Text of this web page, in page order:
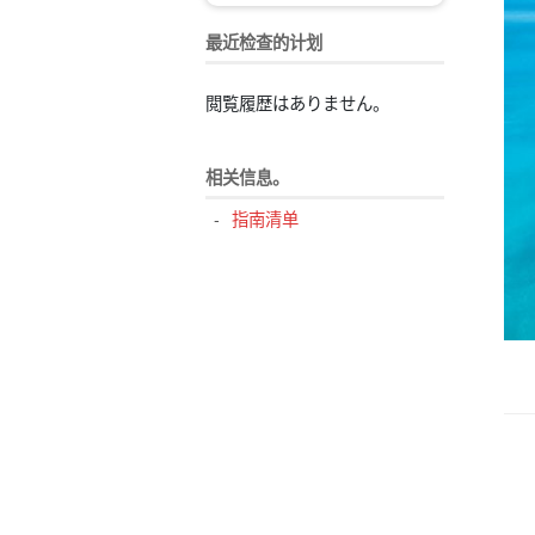
最近检查的计划
閲覧履歴はありません。
相关信息。
指南清单